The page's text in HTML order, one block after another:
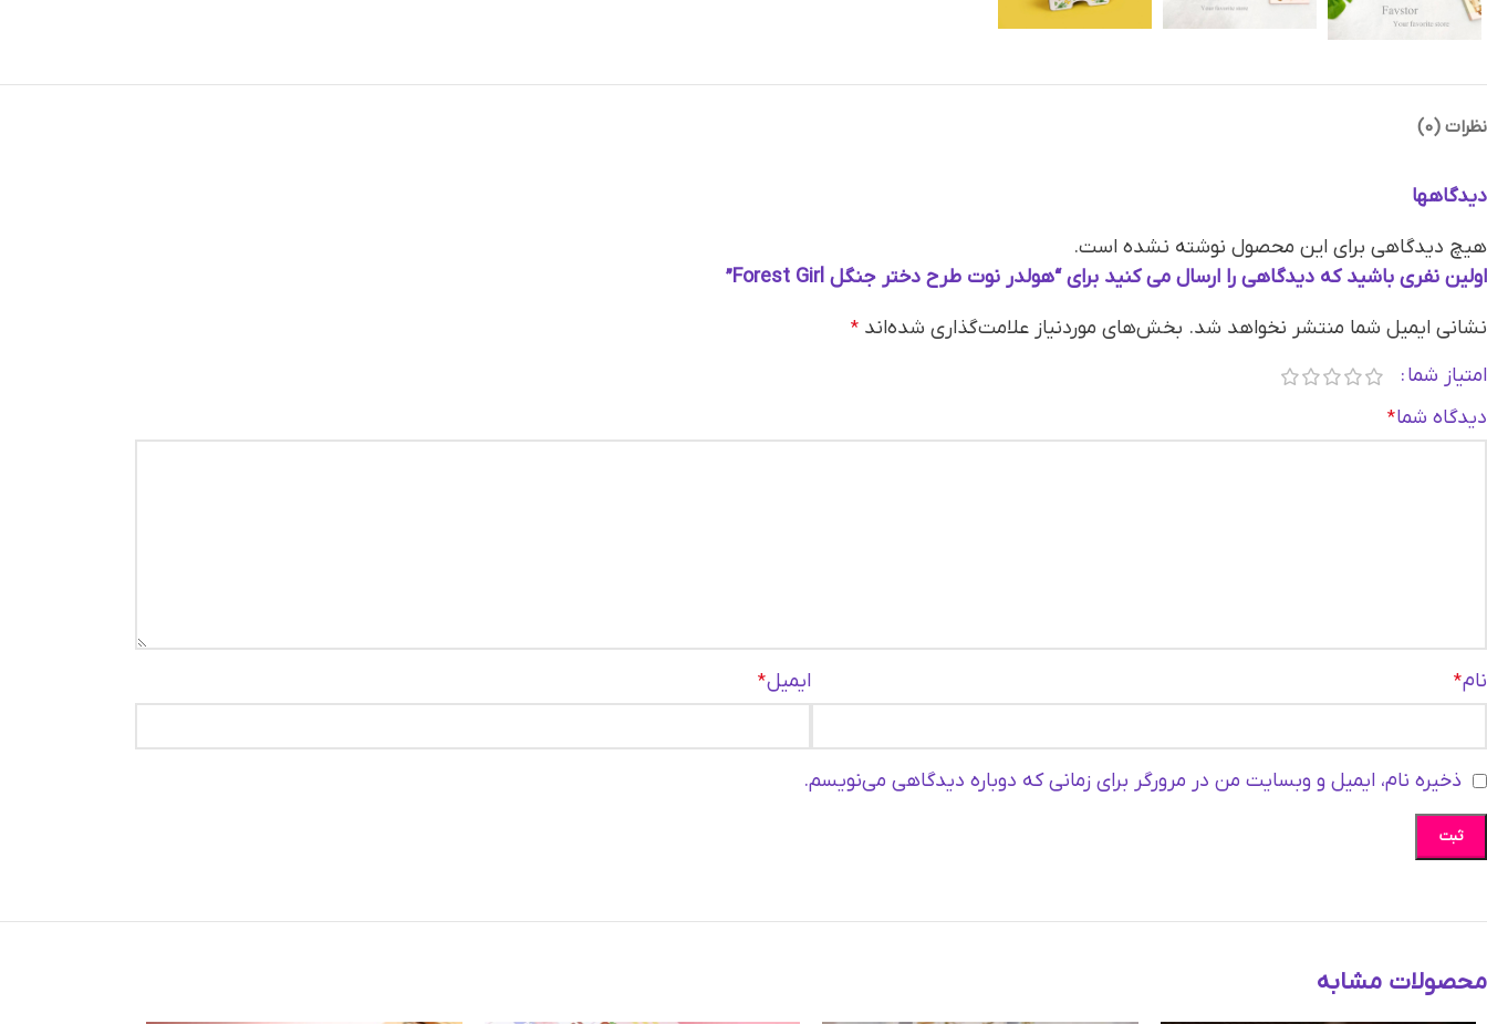
نظرات (0)
دیدگاهها
هیچ دیدگاهی برای این محصول نوشته نشده است.
اولین نفری باشید که دیدگاهی را ارسال می کنید برای “هولدر نوت طرح دختر جنگل Forest Girl”
نشانی ایمیل شما منتشر نخواهد شد. بخش‌های موردنیاز علامت‌گذاری شده‌اند *
امتیاز شما
دیدگاه شما*
نام* ایمیل*
ذخیره نام، ایمیل و وبسایت من در مرورگر برای زمانی که دوباره دیدگاهی می‌نویسم.
محصولات مشابه